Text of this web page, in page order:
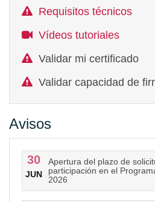
Requisitos técnicos
Vídeos tutoriales
Validar mi certificado
Validar capacidad de
Avisos
30
JUN
Apertura del plazo de
participación en el
2026